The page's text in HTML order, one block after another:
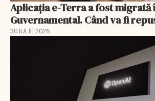
Aplicația e-Terra a fost migrată
Guvernamental. Când va fi
30 IULIE 2026